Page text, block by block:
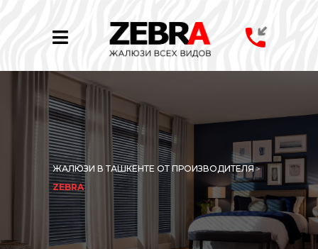
ЖАЛЮЗИ В ТАШКЕНТЕ ОТ ПРОИЗВОДИТЕЛЯ>
ZEBRA